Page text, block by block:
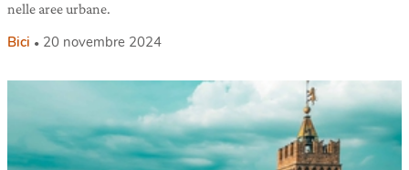
nelle aree urbane.
Bici 20 novembre 2024